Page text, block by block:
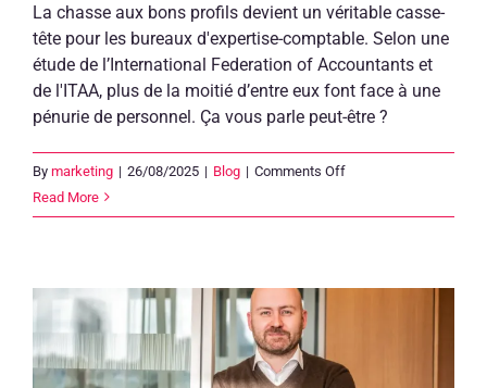
La chasse aux bons profils devient un véritable casse-
tête pour les bureaux d'expertise-comptable. Selon une
étude de l’International Federation of Accountants et
de l'ITAA, plus de la moitié d’entre eux font face à une
pénurie de personnel. Ça vous parle peut-être ?
By marketing | 26/08/2025 | Blog | Comments Offon
l’automatisation
pour
Read More